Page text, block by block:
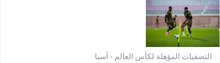
التصفيات المؤهلة لكأس العالم - آسيا